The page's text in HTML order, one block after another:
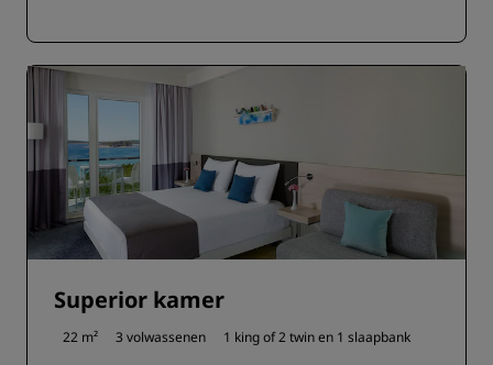
Superior kamer
22 m² 3 volwassenen 1 king of2 twin en 1 slaapbank